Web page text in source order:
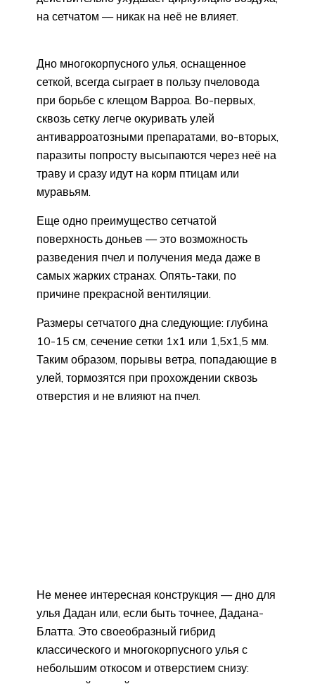
на сетчатом — никак на неё не влияет.
Дно многокорпусного улья, оснащенное
сеткой, всегда сыграет в пользу пчеловода
при борьбе с клещом Варроа. Во-первых,
сквозь сетку легче окуривать улей
антиварроатозными препаратами, во-вторых,
паразиты попросту высыпаются через неё на
траву и сразу идут на корм птицам или
муравьям.
Еще одно преимущество сетчатой
поверхность доньев — это возможность
разведения пчел и получения меда даже в
самых жарких странах. Опять-таки, по
причине прекрасной вентиляции.
Размеры сетчатого дна следующие: глубина
10-15 см, сечение сетки 1х1 или 1,5х1,5 мм.
Таким образом, порывы ветра, попадающие в
улей, тормозятся при прохождении сквозь
отверстия и не влияют на пчел.
Не менее интересная конструкция — дно для
улья Дадан или, если быть точнее, Дадана-
Блатта. Это своеобразный гибрид
классического и многокорпусного улья с
небольшим откосом и отверстием снизу: